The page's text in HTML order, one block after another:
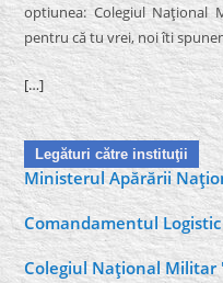
optiunea: Colegiul Naţional
pentru că tu vrei, noi îti
[…]
Legături către instituţii
Ministerul Apărării
Comandamentul
Colegiul Naţional